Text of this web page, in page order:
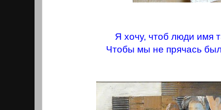
Я хочу, чтоб люди имя
Чтобы мы не прячась